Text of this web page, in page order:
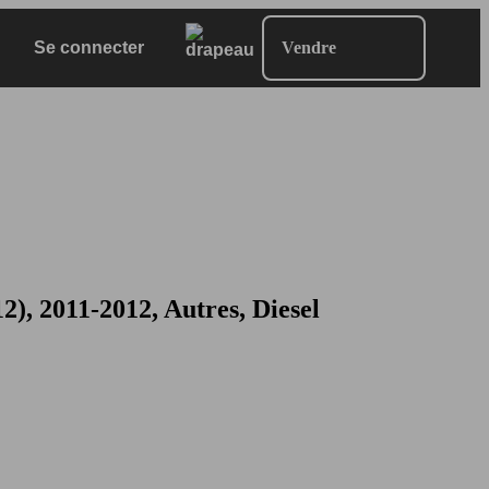
Se connecter Vendre
2011-2012, Autres, Diesel